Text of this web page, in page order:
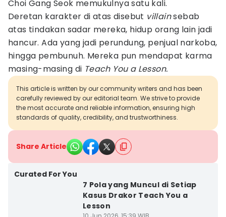
Choi Gang Seok memukulnya satu kali.
Deretan karakter di atas disebut villainsebab
atas tindakan sadar mereka, hidup orang lain jadi
hancur. Ada yang jadi perundung, penjual narkoba,
hingga pembunuh. Mereka pun mendapat karma
masing-masing di Teach You a Lesson.
This article is written by our community writers and has been
carefully reviewed by our editorial team. We strive to provide
the most accurate and reliable information, ensuring high
standards of quality, credibility, and trustworthiness.
Share Article
Curated For You
7 Pola yang Muncul di Setiap
Kasus Drakor Teach You a
Lesson